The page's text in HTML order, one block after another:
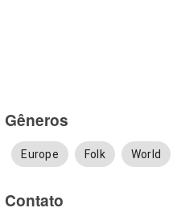
Gêneros
Europe Folk World
Contato